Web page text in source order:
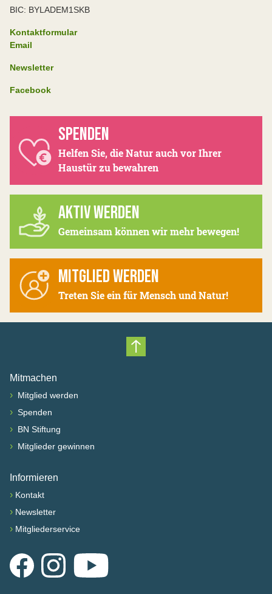
BIC: BYLADEM1SKB
Kontaktformular
Email
Newsletter
Facebook
SPENDEN
Helfen Sie, die Natur auch vor Ihrer
Haustür zu bewahren
AKTIV WERDEN
Gemeinsam können wir mehr bewegen!
MITGLIED WERDEN
Treten Sie ein für Mensch und Natur!
Nach oben scrollen
Mitmachen
› Mitglied werden
› Spenden
› BN Stiftung
› Mitglieder gewinnen
Informieren
› Kontakt
› Newsletter
› Mitgliederservice
FacebookInstagramYouTube